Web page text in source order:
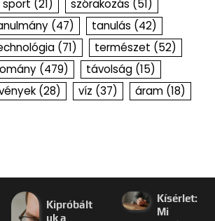
sport (21) szórakozás (51)
(47) tanulás (42)
(71) természet (52)
(479) távolság (15)
(28) víz (37) áram (18)
Kipróbált
uk a
Kísérlet:
Mi